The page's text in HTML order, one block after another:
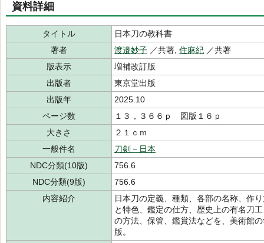
資料詳細
タイトル
日本刀の教科書
著者
渡邉妙子 ／共著, 住麻紀 ／共著
版表示
増補改訂版
出版者
東京堂出版
出版年
2025.10
ページ数
１３，３６６ｐ 図版１６ｐ
大きさ
２１ｃｍ
一般件名
刀剣－日本
NDC分類(10版)
756.6
NDC分類(9版)
756.6
内容紹介
日本刀の定義、種類、各部の名称、作
と特色、鑑定の仕方、歴史上の有名刀
の方法、保管、鑑賞法などを、美術館
版。